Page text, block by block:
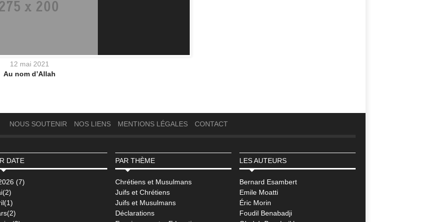
12 mai 2021
Au nom d’Allah
NOUS SOUTENIR NOS LIENS MENTIONS LÉGALES CONTACT
DATE
(7)
PAR THÈME
Chrétiens et Musulmans
Juifs et Chrétiens
Juifs et Musulmans
Déclarations
LES AUTEURS
Bernard Esambert
Emile Moatti
Éric Morin
Foudil Benabadji